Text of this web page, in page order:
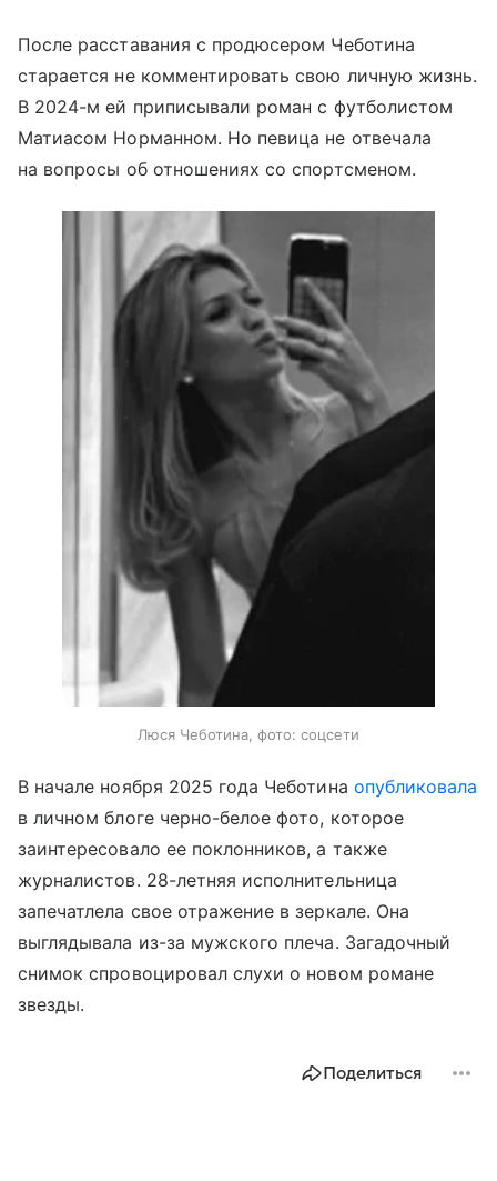
После расставания с продюсером Чеботина
старается не комментировать свою личную жизнь.
В 2024-м ей приписывали роман с футболистом
Матиасом Норманном. Но певица не отвечала
на вопросы об отношениях со спортсменом.
Люся Чеботина, фото: соцсети
В начале ноября 2025 года Чеботина опубликовала
в личном блоге черно-белое фото, которое
заинтересовало ее поклонников, а также
журналистов. 28-летняя исполнительница
запечатлела свое отражение в зеркале. Она
выглядывала из-за мужского плеча. Загадочный
снимок спровоцировал слухи о новом романе
звезды.
Поделиться